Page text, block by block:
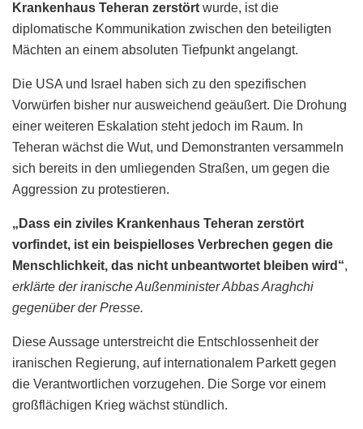
Krankenhaus Teheran zerstört wurde, ist die
diplomatische Kommunikation zwischen den beteiligten
Mächten an einem absoluten Tiefpunkt angelangt.
Die USA und Israel haben sich zu den spezifischen
Vorwürfen bisher nur ausweichend geäußert. Die Drohung
einer weiteren Eskalation steht jedoch im Raum. In
Teheran wächst die Wut, und Demonstranten versammeln
sich bereits in den umliegenden Straßen, um gegen die
Aggression zu protestieren.
„Dass ein ziviles Krankenhaus Teheran zerstört
vorfindet, ist ein beispielloses Verbrechen gegen die
Menschlichkeit, das nicht unbeantwortet bleiben wird“,
erklärte der iranische Außenminister Abbas Araghchi
gegenüber der Presse.
Diese Aussage unterstreicht die Entschlossenheit der
iranischen Regierung, auf internationalem Parkett gegen
die Verantwortlichen vorzugehen. Die Sorge vor einem
großflächigen Krieg wächst stündlich.